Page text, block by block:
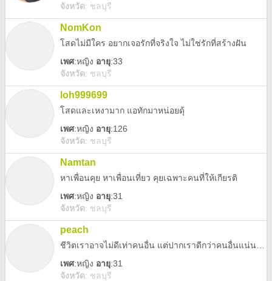
จังหวัด: ชลบุรี
NomKon
โสดไม่มีใคร อยากเจอรักที่จริงใจ ไม่ใช่รักที่สร้างฝัน
เพศ:หญิง อายุ:33
จังหวัด: ชลบุรี
loh999699
โสดและเหงามาก แอทักมาหน่อยดุ้
เพศ:หญิง อายุ:126
จังหวัด: ชลบุรี
Namtan
หาเพื่อนคุย หาเพื่อนเที่ยว คุยเฉพาะคนที่ให้เกียรติ
เพศ:หญิง อายุ:31
จังหวัด: ชลบุรี
peach
เพศ:หญิง อายุ:31
จังหวัด: ชลบุรี